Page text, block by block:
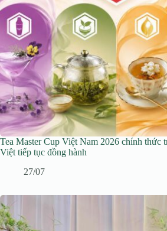
Tea Master Cup Việt Nam 2026 chính thức
Việt tiếp tục đồng hành
27/07